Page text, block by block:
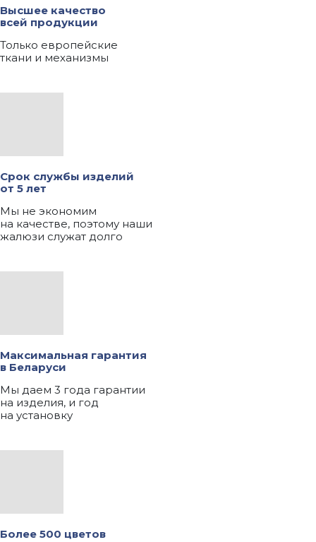
Высшее качество
всей продукции
Только европейские
ткани и механизмы
Срок службы изделий
от 5 лет
Мы не экономим
на качестве, поэтому наши
жалюзи служат долго
Максимальная гарантия
в Беларуси
Мы даем 3 года гарантии
на изделия, и год
на установку
Более 500 цветов